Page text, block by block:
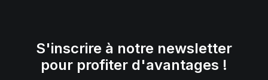
S'inscrire à notre newsletter
pour profiter d'avantages !